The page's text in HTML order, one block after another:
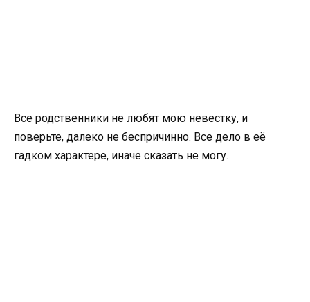
Все родственники не любят мою невестку, и
поверьте, далеко не беспричинно. Все дело в её
гадком характере, иначе сказать не могу.